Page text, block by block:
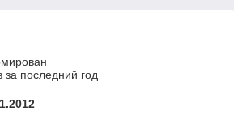
последний год